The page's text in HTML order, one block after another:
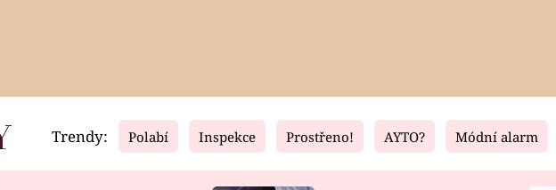
Video Fresh Living
Trendy: Polabí Inspekce Prostřeno! AYTO? Módní alarm